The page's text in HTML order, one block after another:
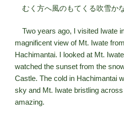
むく方へ風のもてくる吹雪か
Two years ago, I visited Iwate
magnificent view of Mt. Iwate
Hachimantai. I looked at Mt.
watched the sunset from the
Castle. The cold in Hachimantai
sky and Mt. Iwate bristling
amazing.